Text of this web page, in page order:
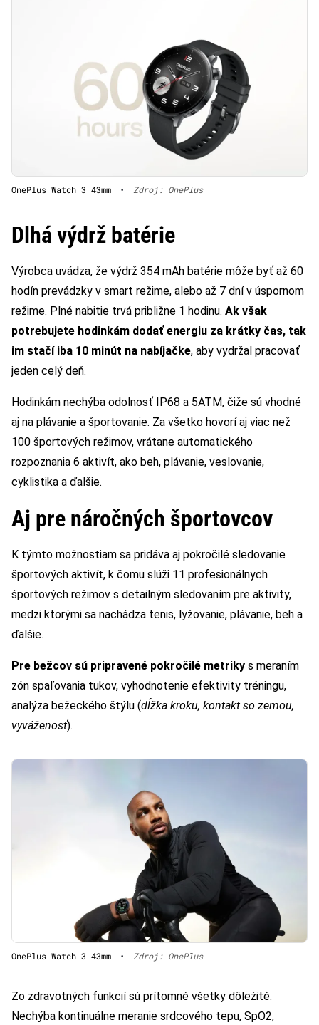
OnePlus Watch 3 43mm • Zdroj: OnePlus
Dlhá výdrž batérie
Výrobca uvádza, že výdrž 354 mAh batérie môže byť až 60
hodín prevádzky v smart režime, alebo až 7 dní v úspornom
režime. Plné nabitie trvá približne 1 hodinu. Ak však
potrebujete hodinkám dodať energiu za krátky čas, tak
im stačí iba 10 minút na nabíjačke, aby vydržal pracovať
jeden celý deň.
Hodinkám nechýba odolnosť IP68 a 5ATM, čiže sú vhodné
aj na plávanie a športovanie. Za všetko hovorí aj viac než
100 športových režimov, vrátane automatického
rozpoznania 6 aktivít, ako beh, plávanie, veslovanie,
cyklistika a ďalšie.
Aj pre náročných športovcov
K týmto možnostiam sa pridáva aj pokročilé sledovanie
športových aktivít, k čomu slúži 11 profesionálnych
športových režimov s detailným sledovaním pre aktivity,
medzi ktorými sa nachádza tenis, lyžovanie, plávanie, beh a
ďalšie.
Pre bežcov sú pripravené pokročilé metriky s meraním
zón spaľovania tukov, vyhodnotenie efektivity tréningu,
analýza bežeckého štýlu (dĺžka kroku, kontakt so zemou,
vyváženosť).
OnePlus Watch 3 43mm • Zdroj: OnePlus
Zo zdravotných funkcií sú prítomné všetky dôležité.
Nechýba kontinuálne meranie srdcového tepu, SpO2,